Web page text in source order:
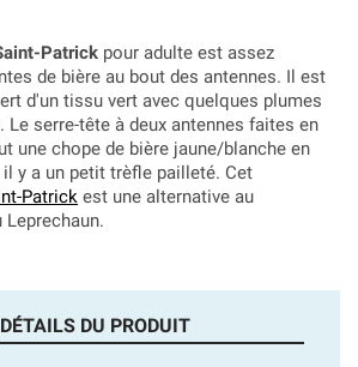
Patrick pour adulte est assez
de bière au bout des antennes. Il est
d'un tissu vert avec quelques plumes
Le serre-tête à deux antennes faites en
une chope de bière jaune/blanche en
y a un petit trèfle pailleté. Cet
Patrick est une alternative au
DÉTAILS DU PRODUIT